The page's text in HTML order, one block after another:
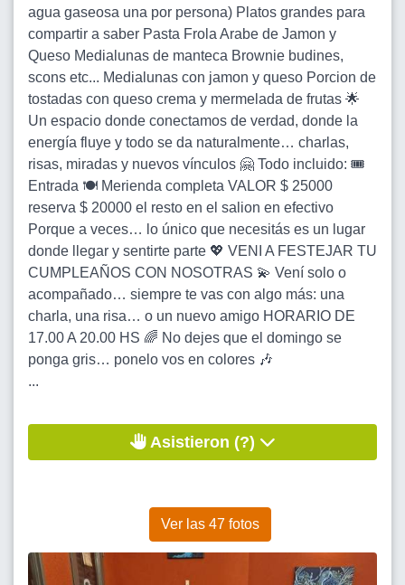
agua gaseosa una por persona) Platos grandes para
compartir a saber Pasta Frola Arabe de Jamon y
Queso Medialunas de manteca Brownie budines,
scons etc... Medialunas con jamon y queso Porcion de
tostadas con queso crema y mermelada de frutas 🌟
Un espacio donde conectamos de verdad, donde la
energía fluye y todo se da naturalmente… charlas,
risas, miradas y nuevos vínculos 🤗 Todo incluido: 🎟️
Entrada 🍽️ Merienda completa VALOR $ 25000
reserva $ 20000 el resto en el salion en efectivo
Porque a veces… lo único que necesitás es un lugar
donde llegar y sentirte parte 💖 VENI A FESTEJAR TU
CUMPLEAÑOS CON NOSOTRAS 💫 Vení solo o
acompañado… siempre te vas con algo más: una
charla, una risa… o un nuevo amigo HORARIO DE
17.00 A 20.00 HS 🌈 No dejes que el domingo se
ponga gris… ponelo vos en colores 🎶
...
Asistieron (?)
Ver las 47 fotos